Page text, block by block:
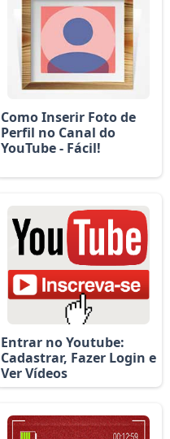
Como Inserir Foto de
Perfil no Canal do
YouTube - Fácil!
Entrar no Youtube:
Cadastrar, Fazer Login e
Ver Vídeos